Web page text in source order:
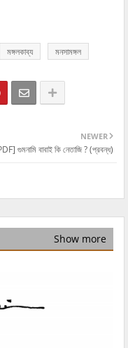
মঙ্গলকাব্য মনসামঙ্গল
NEWER
গুমনামি বাবাই কি নেতাজি ? (প্রবন্ধ)
Show more